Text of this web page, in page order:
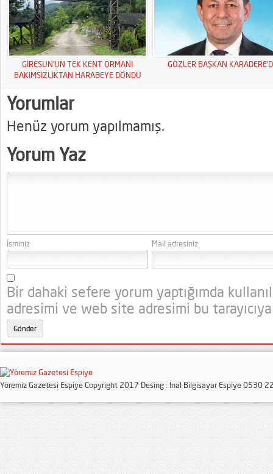
GİRESUN’UN TEK KENT ORMANI
BAKIMSIZLIKTAN HARABEYE DÖNDÜ
GÖZLER BAŞKAN
Yorumlar
Henüz yorum yapılmamış.
Yorum Yaz
İsminiz Mail adresiniz
Bir dahaki sefere yorum yaptığımda
adresimi ve web site adresimi bu
Yöremiz Gazetesi Espiye Copyright 2017 Desing : İnal Bilgisayar Espiye 0530